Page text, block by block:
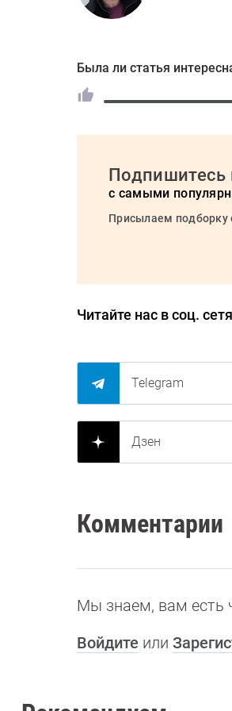
Была ли статья
Подпишитесь
с самыми
Присылаем подборку
Читайте нас в соц.
Telegram
Дзен
Комментарии
Мы знаем, вам есть
Войдите или